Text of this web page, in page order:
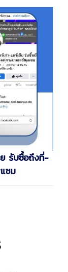
ย รับซื้อถึงที่-
ซม